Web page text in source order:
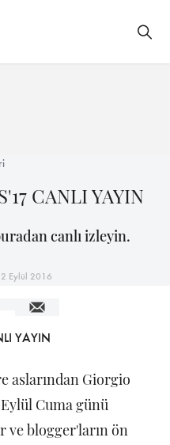
CANLI YAYIN
canlı izleyin.
Eylül 2016
aslarından Giorgio
Cuma günü
ve blogger'ların ön